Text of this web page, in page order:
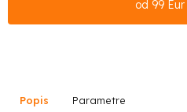
od 99 Eur
Popis Parametre